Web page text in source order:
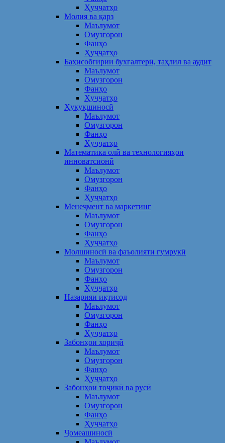
Ҳуҷҷатҳо
Молия ва қарз
Маълумот
Омузгорон
Фанҳо
Ҳуҷҷатҳо
Баҳисобгирии бухгалтерӣ, таҳлил ва аудит
Маълумот
Омузгорон
Фанҳо
Ҳуҷҷатҳо
Ҳуқуқшиносӣ
Маълумот
Омузгорон
Фанҳо
Ҳуҷҷатҳо
Математика олӣ ва технологияҳои
инноватсионӣ
Маълумот
Омузгорон
Фанҳо
Ҳуҷҷатҳо
Менеҷмент ва маркетинг
Маълумот
Омузгорон
Фанҳо
Ҳуҷҷатҳо
Молшиносӣ ва фаъолияти гумрукӣ
Маълумот
Омузгорон
Фанҳо
Ҳуҷҷатҳо
Назарияи иқтисод
Маълумот
Омузгорон
Фанҳо
Ҳуҷҷатҳо
Забонҳои хориҷӣ
Маълумот
Омузгорон
Фанҳо
Ҳуҷҷатҳо
Забонҳои тоҷикӣ ва русӣ
Маълумот
Омузгорон
Фанҳо
Ҳуҷҷатҳо
Ҷомеашиносӣ